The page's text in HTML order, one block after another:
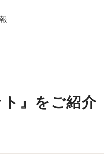
』をご紹介